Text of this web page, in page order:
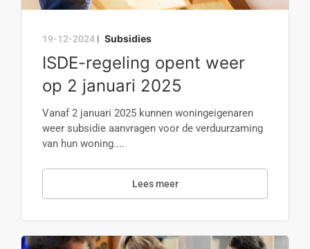
19-12-2024 | Subsidies
ISDE-regeling opent weer
op 2 januari 2025
Vanaf 2 januari 2025 kunnen woningeigenaren
weer subsidie aanvragen voor de verduurzaming
van hun woning....
Lees meer